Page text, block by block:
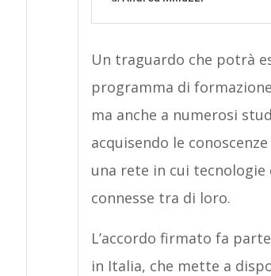
Un traguardo che potrà
programma di
ma anche a numerosi
acquisendo le
una rete in cui
connesse tra di loro.
L’accordo firmato fa
in Italia, che mette a